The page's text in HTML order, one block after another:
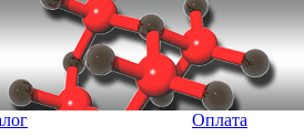
Оплата